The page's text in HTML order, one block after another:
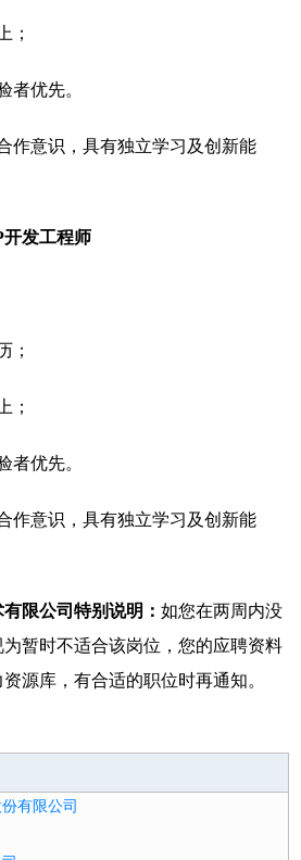
；
者优先。
作意识，具有独立学习及创新能
发工程师
；
；
者优先。
作意识，具有独立学习及创新能
限公司特别说明： 如您在两周内没
暂时不适合该岗位，您的应聘资料
源库，有合适的职位时再通知。
有限公司